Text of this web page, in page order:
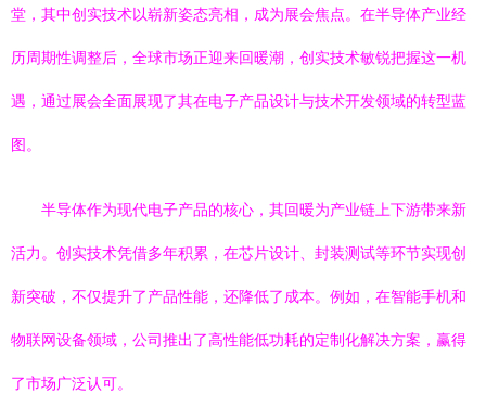
堂，其中创实技术以崭新姿态亮相，成为展会焦点。在半导体产业经
历周期性调整后，全球市场正迎来回暖潮，创实技术敏锐把握这一机
遇，通过展会全面展现了其在电子产品设计与技术开发领域的转型蓝
图。
半导体作为现代电子产品的核心，其回暖为产业链上下游带来新
活力。创实技术凭借多年积累，在芯片设计、封装测试等环节实现创
新突破，不仅提升了产品性能，还降低了成本。例如，在智能手机和
物联网设备领域，公司推出了高性能低功耗的定制化解决方案，赢得
了市场广泛认可。